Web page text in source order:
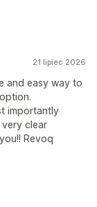
21 lipiec 2026
and easy way to
importantly
clear
Revoq